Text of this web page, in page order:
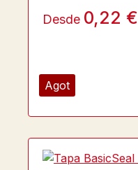
Agot
Desde 0,22 €